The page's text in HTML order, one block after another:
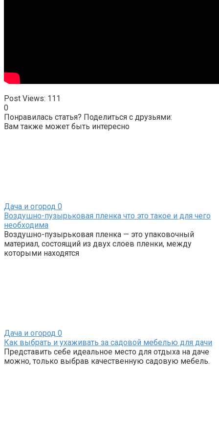
Post Views: 111
0
Понравилась статья? Поделиться с друзьями:
Вам также может быть интересно
Дача и огород 0
Воздушно-пузырьковая пленка что это такое и для чего
необходима
Воздушно-пузырьковая пленка — это упаковочный
материал, состоящий из двух слоев пленки, между
которыми находятся
Дача и огород 0
Как выбрать и ухаживать за садовой мебелью для дачи
Представить себе идеальное место для отдыха на даче
можно, только выбрав качественную садовую мебель.